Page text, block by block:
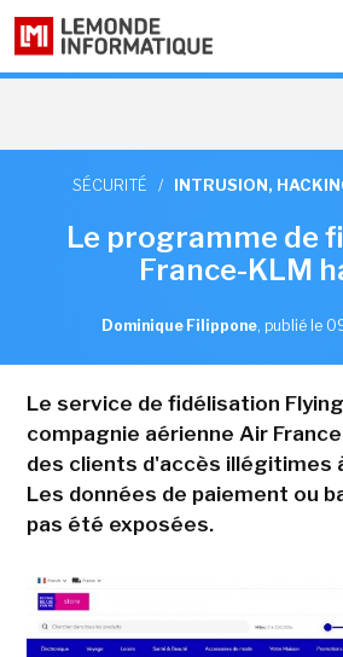
SÉCURITÉ / INTRUSION,
Le programme de
France-KLM
Dominique Filippone, publié le
Le service de fidélisation
compagnie aérienne Air
des clients d'accès illégitimes
Les données de paiement ou
pas été exposées.